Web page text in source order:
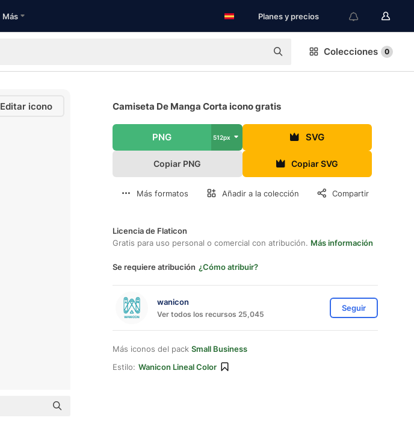
Más Planes y precios
Colecciones 0
Editar icono Camiseta De Manga Corta icono gratis
PNG 512px SVG
Copiar PNG Copiar SVG
Más formatos Añadir a la colección Compartir
Licencia de Flaticon
Gratis para uso personal o comercial con atribución. Más información
Se requiere atribución ¿Cómo atribuir?
wanicon
Ver todos los recursos 25,045
Seguir
Más iconos del pack Small Business
Estilo: Wanicon Lineal Color